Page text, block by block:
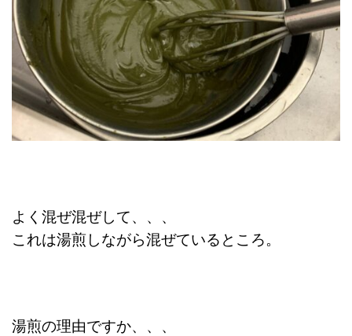
よく混ぜ混ぜして、、、
これは湯煎しながら混ぜているところ。
湯煎の理由ですか、、、